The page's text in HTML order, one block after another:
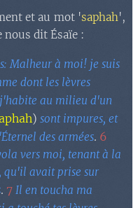
et au mot 'saphah',
nous dit Ésaïe :
Malheur à moi! je suis
dont les lèvres
au milieu d'un
) sont impures, et
des armées. 6
vers moi, tenant à la
qu'il avait prise sur
. 7 Il en toucha ma